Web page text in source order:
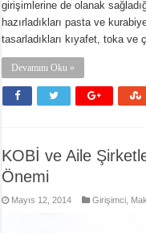
girişimlerine de olanak
hazırladıkları pasta ve
tasarladıkları kıyafet, toka
Devamını Oku »
KOBİ ve Aile
Önemi
Mayıs 12, 2014 Girişimci